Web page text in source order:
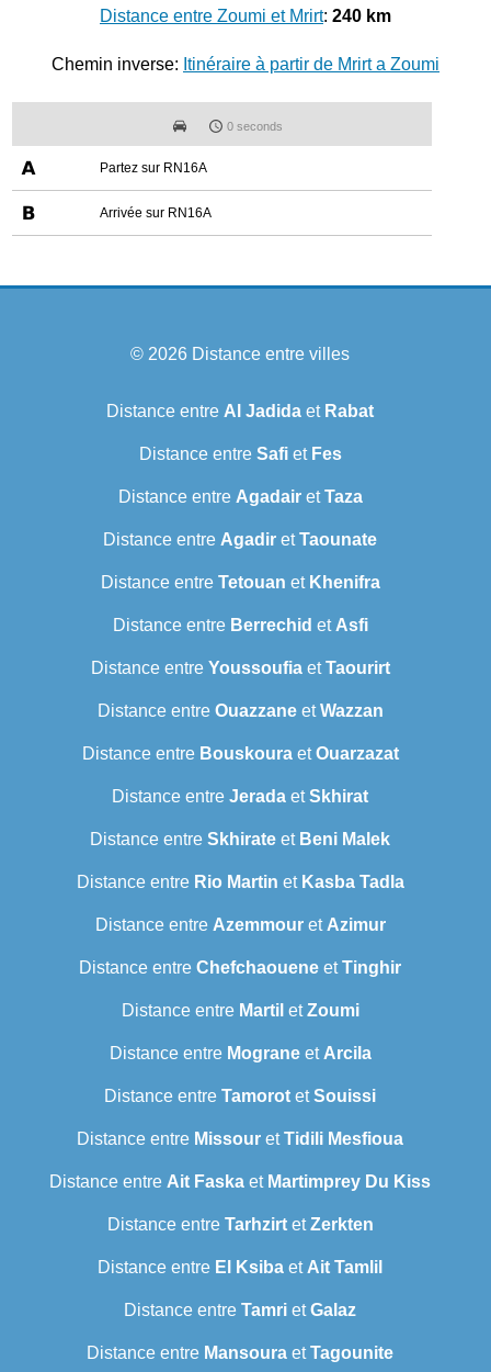
Distance entre Zoumi et Mrirt: 240 km
Chemin inverse: Itinéraire à partir de Mrirt a Zoumi
0 seconds
Partez sur RN16A
Arrivée sur RN16A
© 2026 Distance entre villes
Distance entre Al Jadida et Rabat
Distance entre Safiet Fes
Distance entre AgadairetTaza
Distance entre Agadir etTaounate
Distance entre Tetouan et Khenifra
Distance entre Berrechid et Asfi
Distance entre YoussoufiaetTaourirt
Distance entre OuazzaneetWazzan
Distance entre BouskouraetOuarzazat
Distance entre Jerada etSkhirat
Distance entre Skhirate et Beni Malek
Distance entre Rio Martin et Kasba Tadla
Distance entre Azemmouret Azimur
Distance entre Chefchaouene etTinghir
Distance entre Martil etZoumi
Distance entre Mograneet Arcila
Distance entre Tamorot etSouissi
Distance entre Missour etTidili Mesfioua
Distance entre Ait Faska et Martimprey Du Kiss
Distance entre TarhzirtetZerkten
Distance entre El Ksiba et Ait Tamlil
Distance entre Tamri etGalaz
Distance entre Mansoura etTagounite